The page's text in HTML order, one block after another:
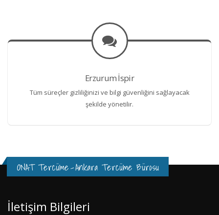
Erzurum İspir
Tüm süreçler gizliliğinizi ve bilgi güvenliğini sağlayacak
şekilde yönetilir.
ONAT Tercüme-Ankara Tercüme Bürosu
İletişim Bilgileri